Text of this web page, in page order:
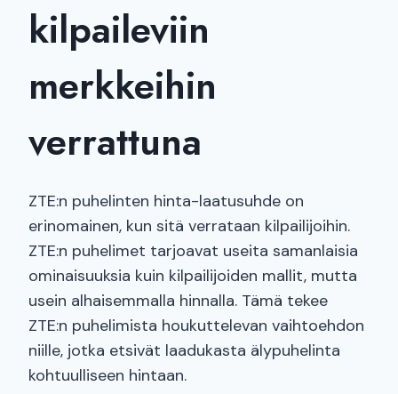
kilpaileviin
merkkeihin
verrattuna
ZTE:n puhelinten hinta-laatusuhde on
erinomainen, kun sitä verrataan kilpailijoihin.
ZTE:n puhelimet tarjoavat useita samanlaisia
ominaisuuksia kuin kilpailijoiden mallit, mutta
usein alhaisemmalla hinnalla. Tämä tekee
ZTE:n puhelimista houkuttelevan vaihtoehdon
niille, jotka etsivät laadukasta älypuhelinta
kohtuulliseen hintaan.